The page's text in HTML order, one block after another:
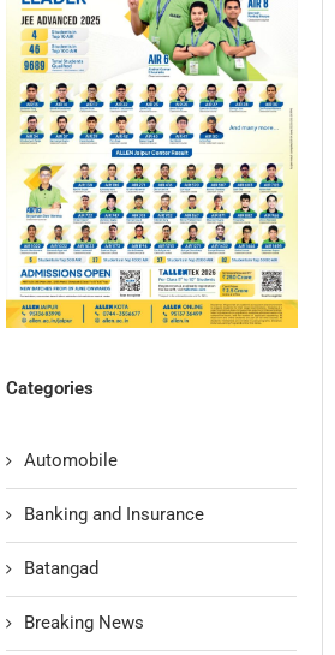
Categories
Automobile
Banking and Insurance
Batangad
Breaking News